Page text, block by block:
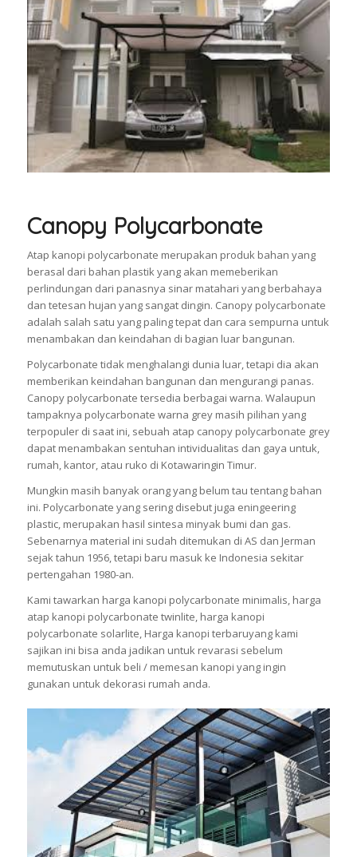
Canopy Polycarbonate
Atap kanopi polycarbonate merupakan produk bahan yang
berasal dari bahan plastik yang akan memeberikan
perlindungan dari panasnya sinar matahari yang berbahaya
dan tetesan hujan yang sangat dingin. Canopy polycarbonate
adalah salah satu yang paling tepat dan cara sempurna untuk
menambakan dan keindahan di bagian luar bangunan.
Polycarbonate tidak menghalangi dunia luar, tetapi dia akan
memberikan keindahan bangunan dan mengurangi panas.
Canopy polycarbonate tersedia berbagai warna. Walaupun
tampaknya polycarbonate warna grey masih pilihan yang
terpopuler di saat ini, sebuah atap canopy polycarbonate grey
dapat menambakan sentuhan intividualitas dan gaya untuk,
rumah, kantor, atau ruko di Kotawaringin Timur.
Mungkin masih banyak orang yang belum tau tentang bahan
ini. Polycarbonate yang sering disebut juga eningeering
plastic, merupakan hasil sintesa minyak bumi dan gas.
Sebenarnya material ini sudah ditemukan di AS dan Jerman
sejak tahun 1956, tetapi baru masuk ke Indonesia sekitar
pertengahan 1980-an.
Kami tawarkan harga kanopi polycarbonate minimalis, harga
atap kanopi polycarbonate twinlite, harga kanopi
polycarbonate solarlite, Harga kanopi terbaruyang kami
sajikan ini bisa anda jadikan untuk revarasi sebelum
memutuskan untuk beli / memesan kanopi yang ingin
gunakan untuk dekorasi rumah anda.